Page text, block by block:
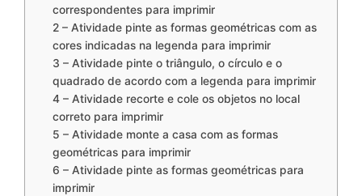
correspondentes para imprimir
2 – Atividade pinte as formas geométricas com as
cores indicadas na legenda para imprimir
3 – Atividade pinte o triângulo, o círculo e o
quadrado de acordo com a legenda para imprimir
4 – Atividade recorte e cole os objetos no local
correto para imprimir
5 – Atividade monte a casa com as formas
geométricas para imprimir
6 – Atividade pinte as formas geométricas para
imprimir